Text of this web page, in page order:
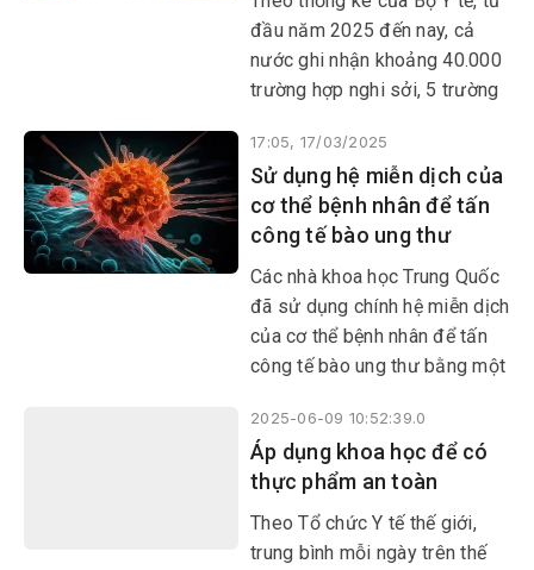
đầu năm 2025 đến nay, cả
nước ghi nhận khoảng 40.000
trường hợp nghi sởi, 5 trường
số trường hợp nghi sởi ghi
nhận cao nhất tại khu vực
miền Nam (57%), miền Trung
(19,2%), miền Bắc (15,1%), Tây
Nguyên (8,7%).
17:05, 17/03/2025
Sử dụng hệ miễn dịch của
cơ thể bệnh nhân để tấn
công tế bào ung thư
Các nhà khoa học Trung Quốc
đã sử dụng chính hệ miễn dịch
của cơ thể bệnh nhân để tấn
công tế bào ung thư bằng một
2025-06-09 10:52:39.0
Áp dụng khoa học để có
thực phẩm an toàn
Theo Tổ chức Y tế thế giới,
trung bình mỗi ngày trên thế